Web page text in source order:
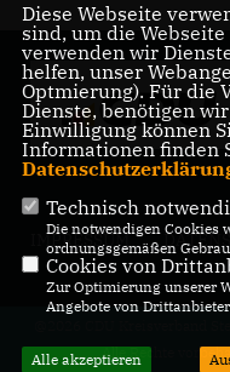
IMPRESSUM
Alle Rechte
Diese Webseite
sind, um die
verwenden wir
helfen, unser
Optmierung). Für die
Dienste, benötigen
Einwilligung können
Informationen finden
Technisch
Die notwendigen Cookies
ordnungsgemäßen
Cookies von
Zur Optimierung unserer
Angebote von
Alle akzeptieren